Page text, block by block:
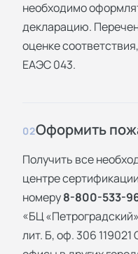
необходимо
декларацию.
оценке
ЕАЭС 043.
02Оформить
Получить все
центре
номеру8-800-533-
«БЦ
лит. Б, оф. 306